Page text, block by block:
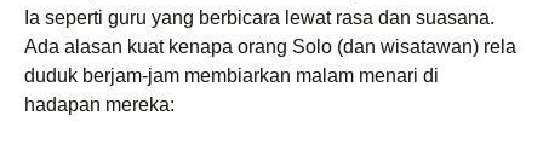
Ia seperti guru yang berbicara lewat rasa dan suasana.
Ada alasan kuat kenapa orang Solo (dan wisatawan) rela
duduk berjam-jam membiarkan malam menari di
hadapan mereka: